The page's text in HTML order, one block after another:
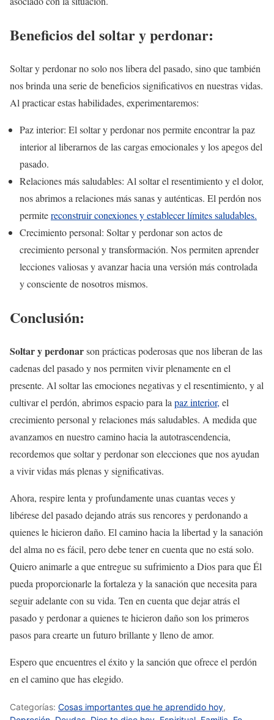
Beneficios del soltar y perdonar:
Soltar y perdonar no solo nos libera del pasado, sino que también
nos brinda una serie de beneficios significativos en nuestras vidas.
Al practicar estas habilidades, experimentaremos:
Paz interior: El soltar y perdonar nos permite encontrar la paz
interior al liberarnos de las cargas emocionales y los apegos del
pasado.
Relaciones más saludables: Al soltar el resentimiento y el dolor,
nos abrimos a relaciones más sanas y auténticas. El perdón nos
permitereconstruir conexiones y establecer límites saludables.
Crecimiento personal: Soltar y perdonar son actos de
crecimiento personal y transformación. Nos permiten aprender
lecciones valiosas y avanzar hacia una versión más controlada
y consciente de nosotros mismos.
Conclusión:
Soltar y perdonarson prácticas poderosas que nos liberan de las
cadenas del pasado y nos permiten vivir plenamente en el
presente. Al soltar las emociones negativas y el resentimiento, y al
cultivar el perdón, abrimos espacio para la paz interior, el
crecimiento personal y relaciones más saludables. A medida que
avanzamos en nuestro camino hacia la autotrascendencia,
recordemos que soltar y perdonar son elecciones que nos ayudan
a vivir vidas más plenas y significativas.
Ahora, respire lenta y profundamente unas cuantas veces y
libérese del pasado dejando atrás sus rencores y perdonando a
quienes le hicieron daño. El camino hacia la libertad y la sanación
del alma no es fácil, pero debe tener en cuenta que no está solo.
Quiero animarle a que entregue su sufrimiento a Dios para que Él
pueda proporcionarle la fortaleza y la sanación que necesita para
seguir adelante con su vida. Ten en cuenta que dejar atrás el
pasado y perdonar a quienes te hicieron daño son los primeros
pasos para crearte un futuro brillante y lleno de amor.
Espero que encuentres el éxito y la sanción que ofrece el perdón
en el camino que has elegido.
Categorías: Cosas importantes que he aprendido hoy,